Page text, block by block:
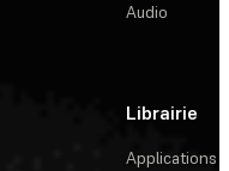
Audio
Librairie
Applications